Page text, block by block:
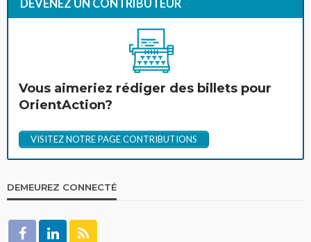
DEVENEZ UN CONTRIBUTEUR
Vous aimeriez rédiger des billets pour
OrientAction?
VISITEZ NOTRE PAGE CONTRIBUTIONS
DEMEUREZ CONNECTÉ